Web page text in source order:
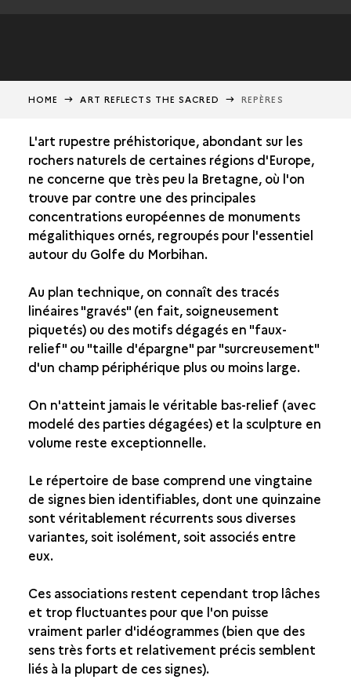
HOME ART REFLECTS THE SACRED REPÈRES
L'art rupestre préhistorique, abondant sur les
rochers naturels de certaines régions d'Europe,
ne concerne que très peu la Bretagne, où l'on
trouve par contre une des principales
concentrations européennes de monuments
mégalithiques ornés, regroupés pour l'essentiel
autour du Golfe du Morbihan.
Au plan technique, on connaît des tracés
linéaires "gravés" (en fait, soigneusement
piquetés) ou des motifs dégagés en "faux-
relief" ou "taille d'épargne" par "surcreusement"
d'un champ périphérique plus ou moins large.
On n'atteint jamais le véritable bas-relief (avec
modelé des parties dégagées) et la sculpture en
volume reste exceptionnelle.
Le répertoire de base comprend une vingtaine
de signes bien identifiables, dont une quinzaine
sont véritablement récurrents sous diverses
variantes, soit isolément, soit associés entre
eux.
Ces associations restent cependant trop lâches
et trop fluctuantes pour que l'on puisse
vraiment parler d'idéogrammes (bien que des
sens très forts et relativement précis semblent
liés à la plupart de ces signes).